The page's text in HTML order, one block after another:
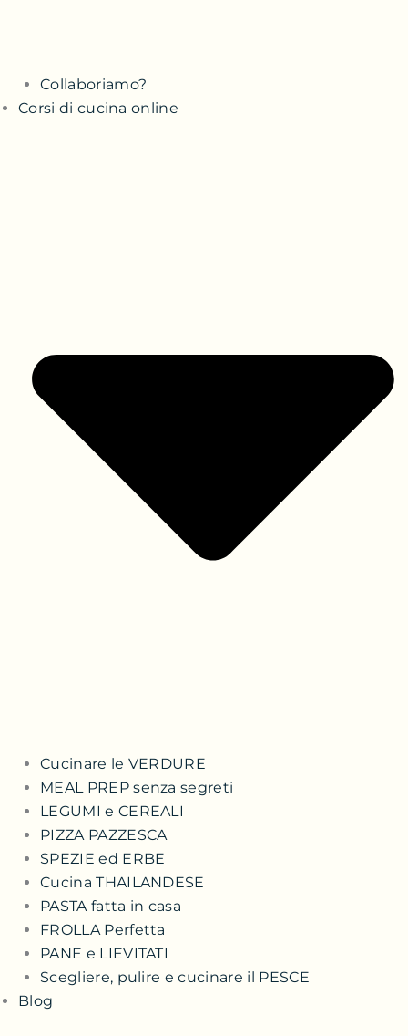
Collaboriamo?
Corsi di cucina online
Cucinare le VERDURE
MEAL PREP senza segreti
LEGUMI e CEREALI
PIZZA PAZZESCA
SPEZIE ed ERBE
Cucina THAILANDESE
PASTA fatta in casa
FROLLA Perfetta
PANE e LIEVITATI
Scegliere, pulire e cucinare il PESCE
Blog